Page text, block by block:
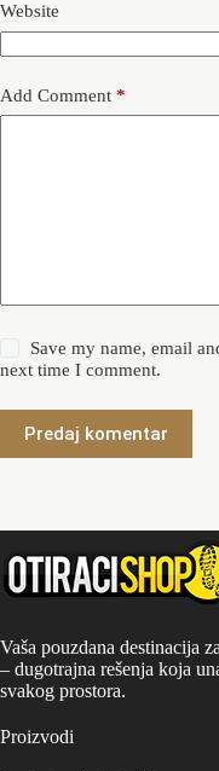
Website
Add Comment *
Save my name, email
next time I comment.
Predaj komentar
Vaša pouzdana destinacija
– dugotrajna rešenja koja
svakog prostora.
Proizvodi